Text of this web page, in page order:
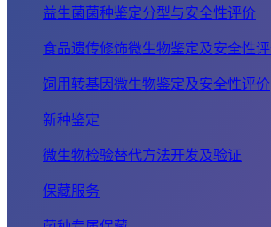
益生菌菌种鉴定分型与安全性评价
食品遗传修饰微生物鉴定及安全性
饲用转基因微生物鉴定及安全性评价
新种鉴定
微生物检验替代方法开发及验证
保藏服务